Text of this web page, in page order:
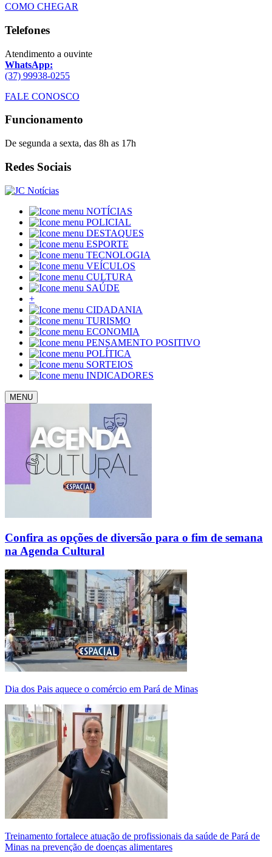
COMO CHEGAR
Telefones
Atendimento a ouvinte
WhatsApp:
(37) 99938-0255
FALE CONOSCO
Funcionamento
De segunda a sexta, das 8h as 17h
Redes Sociais
NOTÍCIAS
POLICIAL
DESTAQUES
ESPORTE
TECNOLOGIA
VEÍCULOS
CULTURA
SAÚDE
+
CIDADANIA
TURISMO
ECONOMIA
PENSAMENTO POSITIVO
POLÍTICA
SORTEIOS
INDICADORES
MENU
Confira as opções de diversão para o fim de semana
na Agenda Cultural
Dia dos Pais aquece o comércio em Pará de Minas
Treinamento fortalece atuação de profissionais da saúde de Pará de
Minas na prevenção de doenças alimentares